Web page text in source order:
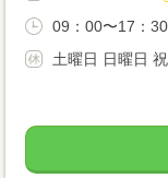
09：00〜17：
土曜日 日曜日